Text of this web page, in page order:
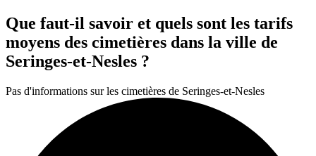
Que faut-il savoir et quels sont les tarifs
moyens des cimetières dans la ville de
Seringes-et-Nesles ?
Pas d'informations sur les cimetières de Seringes-et-Nesles